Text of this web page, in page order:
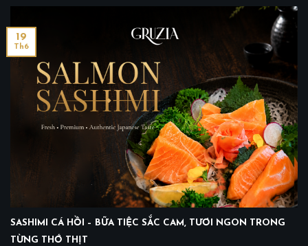
SASHIMI CÁ HỒI – BỮA TIỆC SẮC CAM, TƯƠI NGON TRONG
TỪNG THỚ THỊT
19
Th6